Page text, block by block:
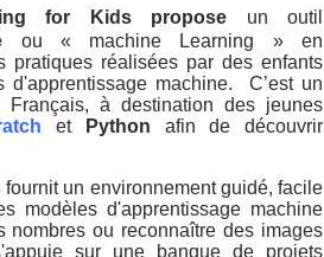
for Kids propose un outil
ou « machine Learning » en
pratiques réalisées par des enfants
d'apprentissage machine. C’est un
à destination des jeunes
et Python afin de découvrir
fournit un environnement guidé, facile
modèles d'apprentissage machine
nombres ou reconnaître des images
sur une banque de projets